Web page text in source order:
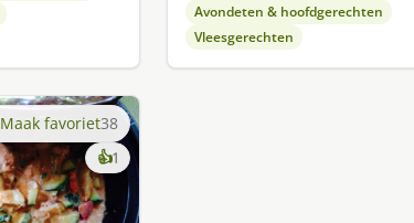
Avondeten & hoofdgerechten
Vleesgerechten
Maak favoriet38
👍1keer
lekker
gevonden